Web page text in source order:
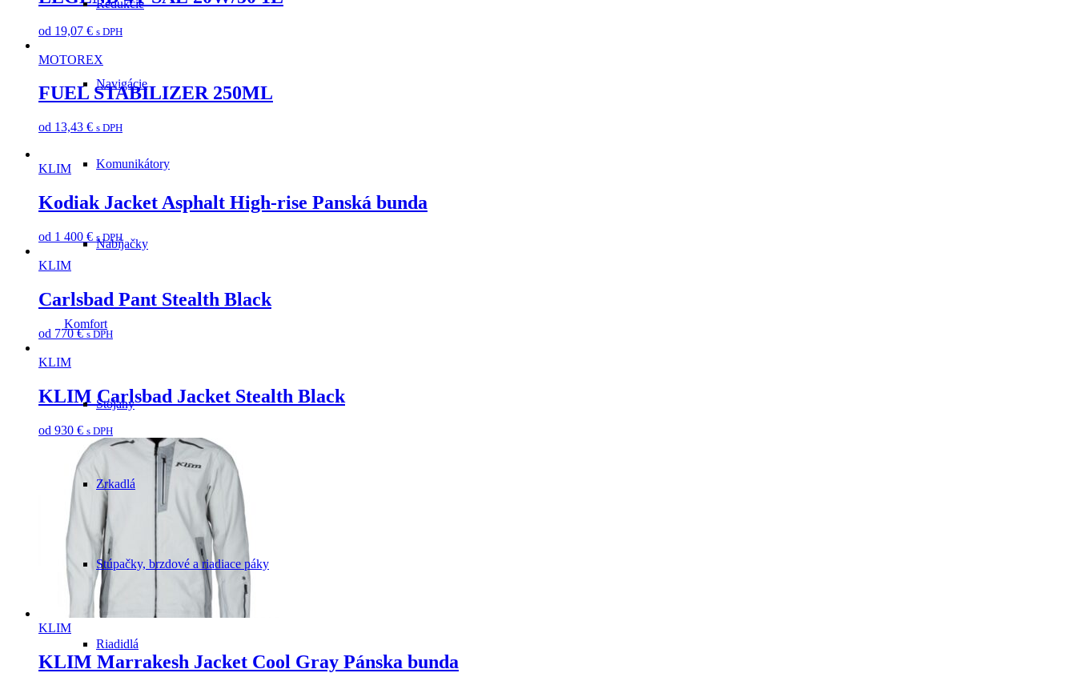
Redukcie
Navigácie
Komunikátory
Nabíjačky
Komfort
Stojany
Zrkadlá
Stúpačky, brzdové a riadiace páky
Riadidlá
od 19,07 € s DPH
MOTOREX
FUEL STABILIZER 250ML
od 13,43 € s DPH
KLIM
Kodiak Jacket Asphalt High-rise Panská bunda
od 1 400 € s DPH
KLIM
Carlsbad Pant Stealth Black
od 770€ s DPH
KLIM
KLIM Carlsbad Jacket Stealth Black
od 930 € s DPH
KLIM
KLIM Marrakesh Jacket Cool Gray Pánska bunda